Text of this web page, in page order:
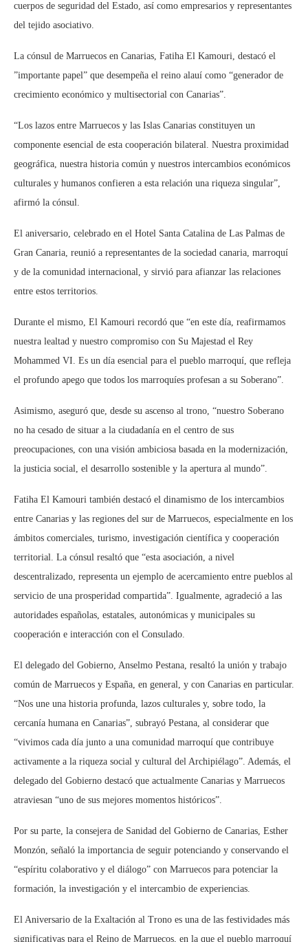
cuerpos de seguridad del Estado, así como empresarios y representantes
del tejido asociativo.
La cónsul de Marruecos en Canarias, Fatiha El Kamouri, destacó el
”importante papel” que desempeña el reino alauí como “generador de
crecimiento económico y multisectorial con Canarias”.
“Los lazos entre Marruecos y las Islas Canarias constituyen un
componente esencial de esta cooperación bilateral. Nuestra proximidad
geográfica, nuestra historia común y nuestros intercambios económicos
culturales y humanos confieren a esta relación una riqueza singular”,
afirmó la cónsul.
El aniversario, celebrado en el Hotel Santa Catalina de Las Palmas de
Gran Canaria, reunió a representantes de la sociedad canaria, marroquí
y de la comunidad internacional, y sirvió para afianzar las relaciones
entre estos territorios.
Durante el mismo, El Kamouri recordó que “en este día, reafirmamos
nuestra lealtad y nuestro compromiso con Su Majestad el Rey
Mohammed VI. Es un día esencial para el pueblo marroquí, que refleja
el profundo apego que todos los marroquíes profesan a su Soberano”.
Asimismo, aseguró que, desde su ascenso al trono, “nuestro Soberano
no ha cesado de situar a la ciudadanía en el centro de sus
preocupaciones, con una visión ambiciosa basada en la modernización,
la justicia social, el desarrollo sostenible y la apertura al mundo”.
Fatiha El Kamouri también destacó el dinamismo de los intercambios
entre Canarias y las regiones del sur de Marruecos, especialmente en los
ámbitos comerciales, turismo, investigación científica y cooperación
territorial. La cónsul resaltó que “esta asociación, a nivel
descentralizado, representa un ejemplo de acercamiento entre pueblos al
servicio de una prosperidad compartida”. Igualmente, agradeció a las
autoridades españolas, estatales, autonómicas y municipales su
cooperación e interacción con el Consulado.
El delegado del Gobierno, Anselmo Pestana, resaltó la unión y trabajo
común de Marruecos y España, en general, y con Canarias en particular.
“Nos une una historia profunda, lazos culturales y, sobre todo, la
cercanía humana en Canarias”, subrayó Pestana, al considerar que
“vivimos cada día junto a una comunidad marroquí que contribuye
activamente a la riqueza social y cultural del Archipiélago”. Además, el
delegado del Gobierno destacó que actualmente Canarias y Marruecos
atraviesan “uno de sus mejores momentos históricos”.
Por su parte, la consejera de Sanidad del Gobierno de Canarias, Esther
Monzón, señaló la importancia de seguir potenciando y conservando el
“espíritu colaborativo y el diálogo” con Marruecos para potenciar la
formación, la investigación y el intercambio de experiencias.
El Aniversario de la Exaltación al Trono es una de las festividades más
significativas para el Reino de Marruecos, en la que el pueblo marroquí